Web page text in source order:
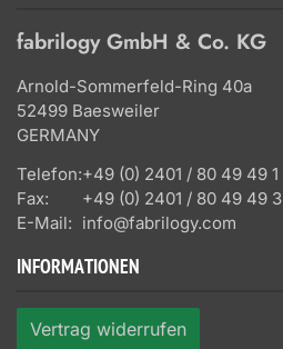
fabrilogy GmbH & Co. KG
Arnold-Sommerfeld-Ring 40a
52499 Baesweiler
GERMANY
Telefon:+49 (0) 2401 / 80 49 49 1
Fax:
+49 (0) 2401 / 80 49 49 3
E-Mail: info@fabrilogy.com
INFORMATIONEN
Vertrag widerrufen